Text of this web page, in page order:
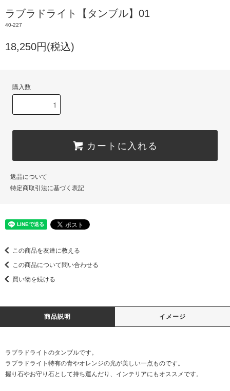
ラブラドライト【タンブル】01
40-227
18,250円(税込)
購入数
カートに入れる
返品について
特定商取引法に基づく表記
この商品を友達に教える
この商品について問い合わせる
買い物を続ける
商品説明 イメージ
ラブラドライトのタンブルです。
ラブラドライト特有の青やオレンジの光が美しい一点ものです。
握り石やお守り石として持ち運んだり、インテリアにもオススメです。